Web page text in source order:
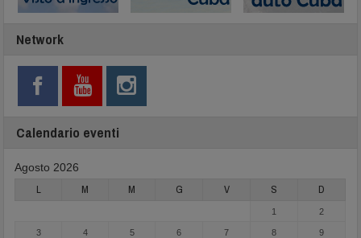
Network
Calendario eventi
Agosto 2026
L M M G V S D
1 2
3 4 5 6 7 8 9